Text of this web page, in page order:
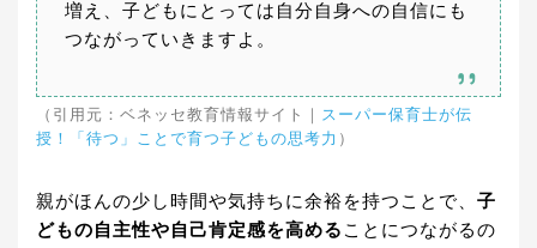
増え、子どもにとっては自分自身への自信にも
つながっていきますよ。
（引用元：ベネッセ教育情報サイト｜ スーパー保育士が伝
授！「待つ」ことで育つ子どもの思考力 ）
親がほんの少し時間や気持ちに余裕を持つことで、 子
どもの自主性や自己肯定感を高める ことにつながるの